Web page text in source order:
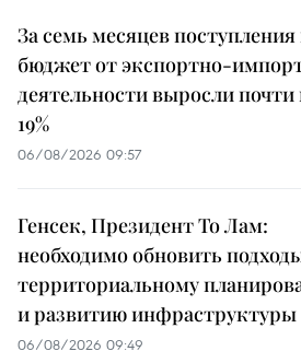
За семь месяцев поступления
бюджет от экспортно-
деятельности выросли почти
19%
06/08/2026 09:57
Генсек, Президент То Лам:
необходимо обновить
территориальному
и развитию инфраструктуры
06/08/2026 09:49